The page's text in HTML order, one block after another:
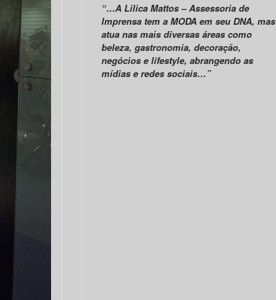
“…A Lilica Mattos – Assessoria de
Imprensa tem a MODA em seu DNA, mas
atua nas mais diversas áreas como
beleza, gastronomia, decoração,
negócios e lifestyle, abrangendo as
mídias e redes sociais…”